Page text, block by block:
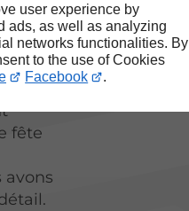
user experience by
ads, as well as analyzing
networks functionalities. By
to the use of Cookies
Facebook .
fête
avons